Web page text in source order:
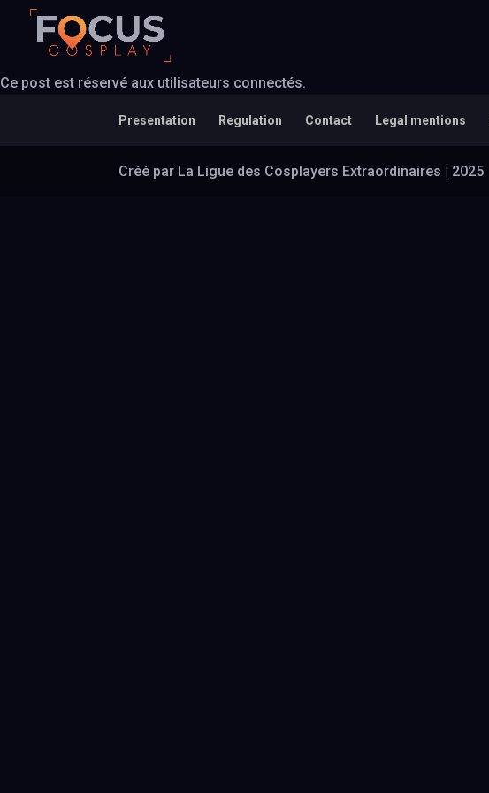
Ce post est réservé aux utilisateurs connectés.
Presentation Regulation Contact Legal mentions
Créé par La Ligue des Cosplayers Extraordinaires | 2025